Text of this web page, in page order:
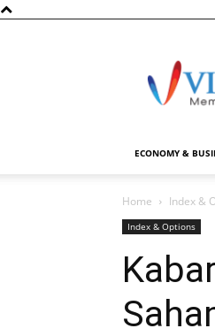
ECONOMY &
Home Index &
Index & Options